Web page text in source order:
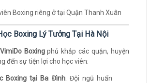
Boxing Lý Tưởng Tại Hà Nội
VimiDo Boxingphủ khắp các quận, huyện
đến sự tiện lợi cho học viên:
Boxing tại Ba Đình: Đội ngũ huấn